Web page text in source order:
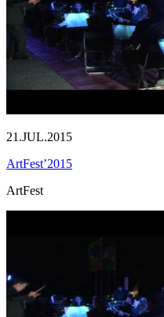
21.JUL.2015
ArtFest’2015
ArtFest